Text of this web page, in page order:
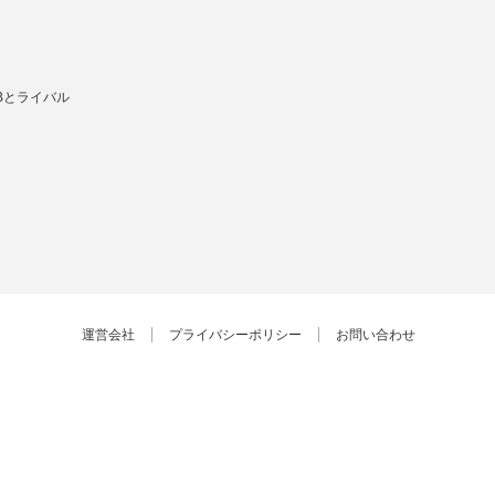
ライバル
運営会社 プライバシーポリシー お問い合わせ